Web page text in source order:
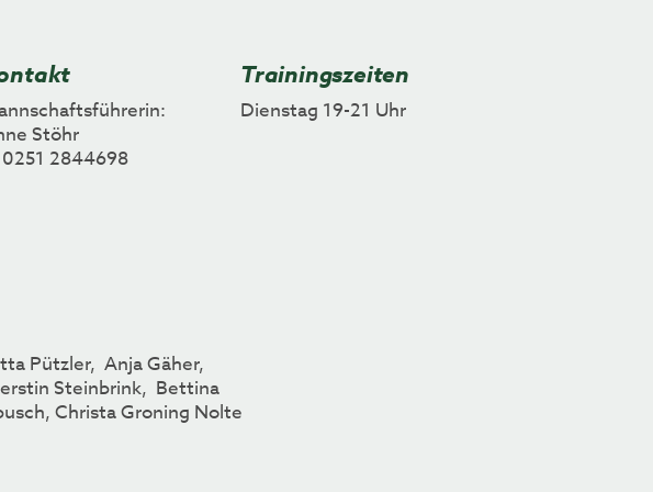
Trainingszeiten
Dienstag 19-21 Uhr
Stöhr
2844698
Pützler, Anja Gäher,
Steinbrink, Bettina
Christa Groning Nolte